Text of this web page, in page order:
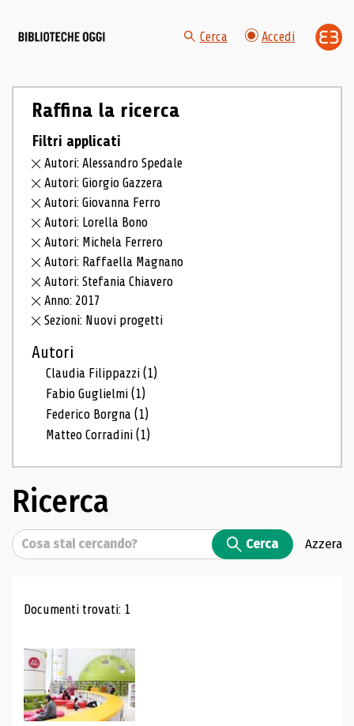
Cerca Accedi
Raffina la ricerca
Filtri applicati
Autori: Alessandro Spedale
Autori: Giorgio Gazzera
Autori: Giovanna Ferro
Autori: Lorella Bono
Autori: Michela Ferrero
Autori: Raffaella Magnano
Autori: Stefania Chiavero
Anno: 2017
Sezioni: Nuovi progetti
Autori
Claudia Filippazzi(1)
Fabio Guglielmi(1)
Federico Borgna(1)
Matteo Corradini(1)
Ricerca
Cerca Cerca Azzera
Risultati di ricerca
Documenti trovati: 1